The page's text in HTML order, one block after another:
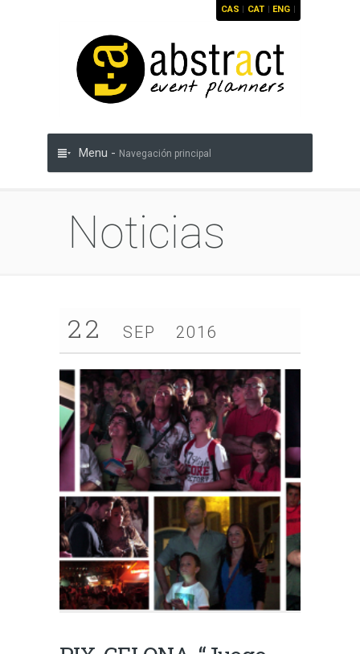
CAS | CAT | ENG |
Menu - Navegación principal
Noticias
22 SEP 2016